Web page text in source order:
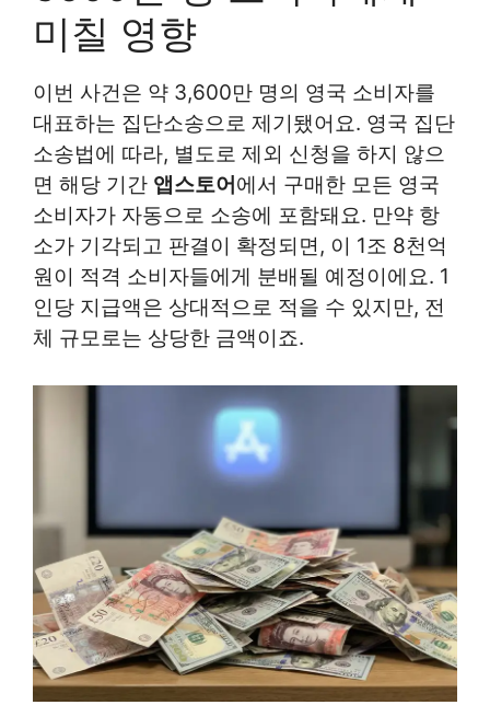
미칠 영향
이번 사건은 약 3,600만 명의 영국 소비자를
대표하는 집단소송으로 제기됐어요. 영국 집단
소송법에 따라, 별도로 제외 신청을 하지 않으
면 해당 기간 앱스토어 에서 구매한 모든 영국
소비자가 자동으로 소송에 포함돼요. 만약 항
소가 기각되고 판결이 확정되면, 이 1조 8천억
원이 적격 소비자들에게 분배될 예정이에요. 1
인당 지급액은 상대적으로 적을 수 있지만, 전
체 규모로는 상당한 금액이죠.